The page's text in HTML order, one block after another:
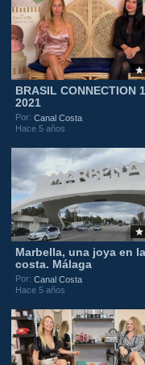
BRASIL CONNECTION
2021
Por:Canal Costa
Hace 5 años
Marbella, una joya en la
costa. Málaga
Por:Canal Costa
Hace 5 años